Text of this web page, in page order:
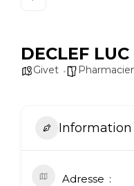
DECLEF
Givet
Information
Adresse